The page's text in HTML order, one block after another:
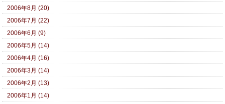
2006年8月 (20)
2006年7月 (22)
2006年6月 (9)
2006年5月 (14)
2006年4月 (16)
2006年3月 (14)
2006年2月 (13)
2006年1月 (14)